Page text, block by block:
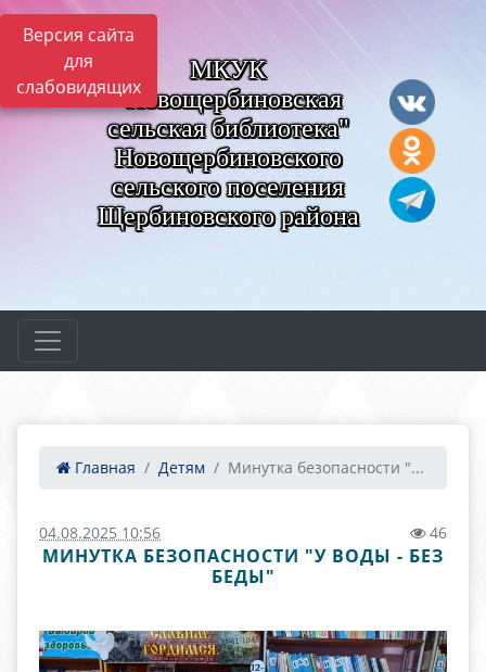
Версия сайта
для
слабовидящих
МКУК
"Новощербиновская
сельская библиотека"
Новощербиновского
сельского поселения
Щербиновского района
Главная Детям Минутка безопасности "...
04.08.2025 10:56 46
МИНУТКА БЕЗОПАСНОСТИ "У ВОДЫ - БЕЗ
БЕДЫ"